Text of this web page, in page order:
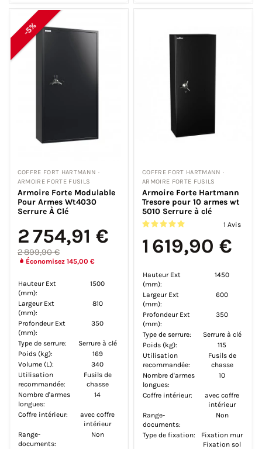
-5%
COFFRE FORT HARTMANN ·
ARMOIRE FORTE FUSILS
Armoire Forte Modulable
Pour Armes Wt4030
Serrure À Clé
2 754,91 €
2 899,90 €
Économisez 145,00 €
Hauteur Ext
(mm):
1500
Largeur Ext
(mm):
810
Profondeur Ext
(mm):
350
Type de serrure:
Serrure à clé
Poids (kg):
169
Volume (L):
340
Utilisation
recommandée:
Fusils de
chasse
Nombre d'armes
longues:
14
Coffre intérieur:
avec coffre
intérieur
Range-
documents:
Non
COFFRE FORT HARTMANN ·
ARMOIRE FORTE FUSILS
Armoire Forte Hartmann
Tresore pour 10 armes wt
5010 Serrure à clé
1 Avis
1 619,90 €
Hauteur Ext
(mm):
1450
Largeur Ext
(mm):
600
Profondeur Ext
(mm):
350
Type de serrure:
Serrure à clé
Poids (kg):
115
Utilisation
recommandée:
Fusils de
chasse
Nombre d'armes
longues:
10
Coffre intérieur:
avec coffre
intérieur
Range-
documents:
Non
Type de fixation:
Fixation mur
Fixation sol